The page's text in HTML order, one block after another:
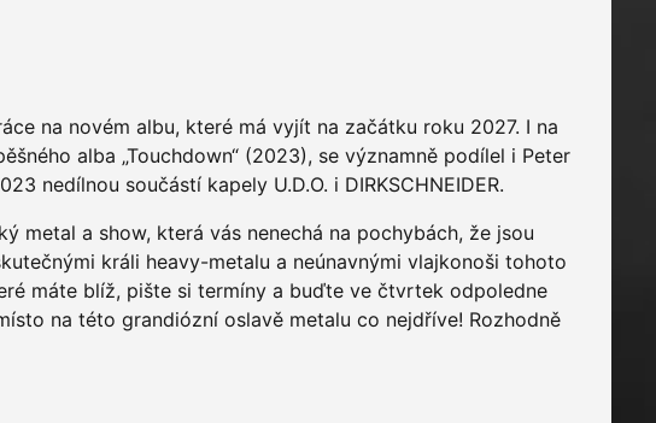
na novém albu, které má vyjít na začátku roku 2027. I na
alba „Touchdown“ (2023), se významně podílel i Peter
nedílnou součástí kapely U.D.O. i DIRKSCHNEIDER.
metal a show, která vás nenechá na pochybách, že jsou
králi heavy-metalu a neúnavnými vlajkonoši tohoto
máte blíž, pište si termíny a buďte ve čtvrtek odpoledne
na této grandiózní oslavě metalu co nejdříve! Rozhodně